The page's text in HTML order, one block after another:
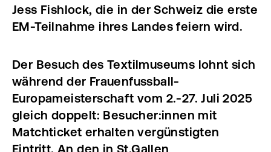
Jess Fishlock, die in der Schweiz die erste
EM-Teilnahme ihres Landes feiern wird.
Der Besuch des Textilmuseums lohnt sich
während der Frauenfussball-
Europameisterschaft vom 2.-27. Juli 2025
gleich doppelt: Besucher:innen mit
Matchticket erhalten vergünstigten
Eintritt. An den in St.Gallen